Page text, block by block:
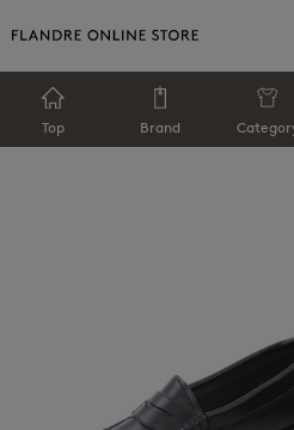
Top Brand